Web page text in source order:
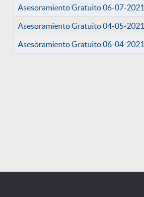
Asesoramiento Gratuito 06-07-2021
Asesoramiento Gratuito 04-05-2021
Asesoramiento Gratuito 06-04-2021